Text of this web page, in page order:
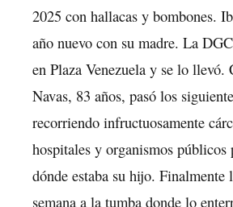
2025 con hallacas y bombones.
año nuevo con su madre. La
en Plaza Venezuela y se lo llevó.
Navas, 83 años, pasó los
recorriendo infructuosamente
hospitales y organismos públicos
dónde estaba su hijo. Finalmente
semana a la tumba donde lo